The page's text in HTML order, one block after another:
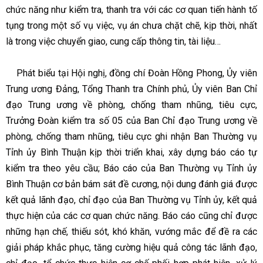
chức năng như kiểm tra, thanh tra với các cơ quan tiến hành tố
tụng trong một số vụ việc, vụ án chưa chặt chẽ, kịp thời, nhất
là trong việc chuyển giao, cung cấp thông tin, tài liệu…
Phát biểu tại Hội nghị, đồng chí Đoàn Hồng Phong, Ủy viên
Trung ương Đảng, Tổng Thanh tra Chính phủ, Ủy viên Ban Chỉ
đạo Trung ương về phòng, chống tham nhũng, tiêu cực,
Trưởng Đoàn kiểm tra số 05 của Ban Chỉ đạo Trung ương về
phòng, chống tham nhũng, tiêu cực ghi nhận Ban Thường vụ
Tỉnh ủy Bình Thuận kịp thời triển khai, xây dựng báo cáo tự
kiểm tra theo yêu cầu; Báo cáo của Ban Thường vụ Tỉnh ủy
Bình Thuận cơ bản bám sát đề cương, nội dung đánh giá được
kết quả lãnh đạo, chỉ đạo của Ban Thường vụ Tỉnh ủy, kết quả
thực hiện của các cơ quan chức năng. Báo cáo cũng chỉ được
những hạn chế, thiếu sót, khó khăn, vướng mắc để đề ra các
giải pháp khắc phục, tăng cường hiệu quả công tác lãnh đạo,